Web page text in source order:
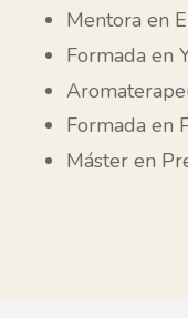
Mentora en
Formada en
Formada en
Máster en